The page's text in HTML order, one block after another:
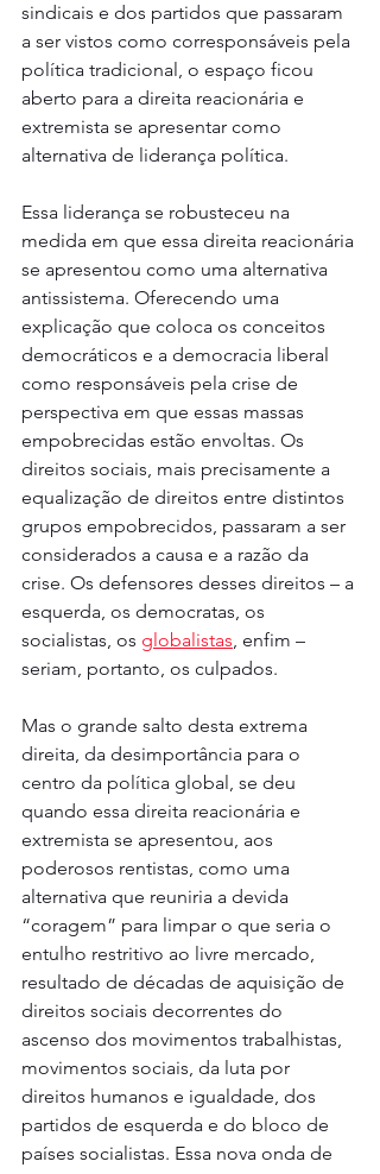
sindicais e dos partidos que passaram
a ser vistos como corresponsáveis pela
política tradicional, o espaço ficou
aberto para a direita reacionária e
extremista se apresentar como
alternativa de liderança política.
Essa liderança se robusteceu na
medida em que essa direita reacionária
se apresentou como uma alternativa
antissistema. Oferecendo uma
explicação que coloca os conceitos
democráticos e a democracia liberal
como responsáveis pela crise de
perspectiva em que essas massas
empobrecidas estão envoltas. Os
direitos sociais, mais precisamente a
equalização de direitos entre distintos
grupos empobrecidos, passaram a ser
considerados a causa e a razão da
crise. Os defensores desses direitos – a
esquerda, os democratas, os
socialistas, os globalistas, enfim –
seriam, portanto, os culpados.
Mas o grande salto desta extrema
direita, da desimportância para o
centro da política global, se deu
quando essa direita reacionária e
extremista se apresentou, aos
poderosos rentistas, como uma
alternativa que reuniria a devida
“coragem” para limpar o que seria o
entulho restritivo ao livre mercado,
resultado de décadas de aquisição de
direitos sociais decorrentes do
ascenso dos movimentos trabalhistas,
movimentos sociais, da luta por
direitos humanos e igualdade, dos
partidos de esquerda e do bloco de
países socialistas. Essa nova onda de